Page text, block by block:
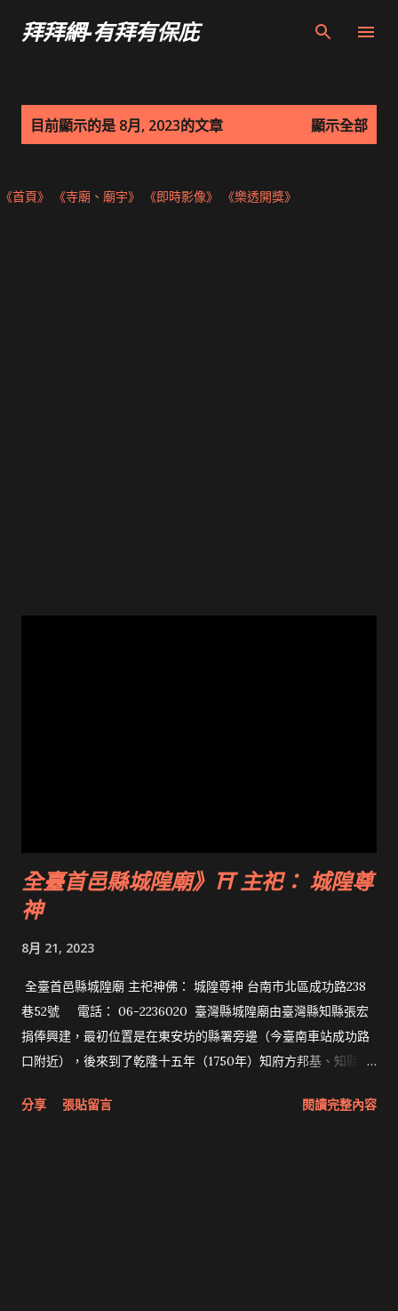
跳到主要內容
拜拜網-有拜有保庇
章
目前顯示的是 8月, 2023的文章 顯示全部
《首頁》 《寺廟、廟宇》 《即時影像》 《樂透開獎》
全臺首邑縣城隍廟》⛩ 主祀： 城隍尊
神
8月 21, 2023
全臺首邑縣城隍廟 主祀神佛： 城隍尊神 台南市北區成功路238
巷52號 電話： 06-2236020 臺灣縣城隍廟由臺灣縣知縣張宏
捐俸興建，最初位置是在東安坊的縣署旁邊（今臺南車站成功路
口附近），後來到了乾隆十五年（1750年）知府方邦基、知縣魯
北邊。之後屢次修建，其中知縣薛志亮於嘉慶十二年（1807年）
分享 張貼留言 閱讀完整內容